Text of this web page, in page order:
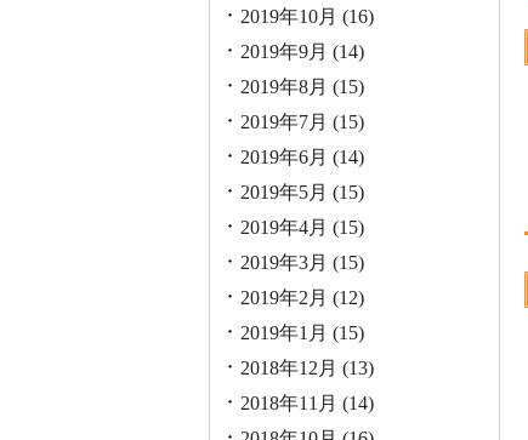
2019年10月 (16)
2019年9月 (14)
2019年8月 (15)
2019年7月 (15)
2019年6月 (14)
2019年5月 (15)
2019年4月 (15)
2019年3月 (15)
2019年2月 (12)
2019年1月 (15)
2018年12月 (13)
2018年11月 (14)